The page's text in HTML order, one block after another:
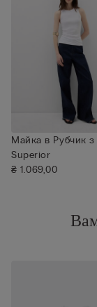
Майка в Рубчик з
Superior
₴ 1.069,00